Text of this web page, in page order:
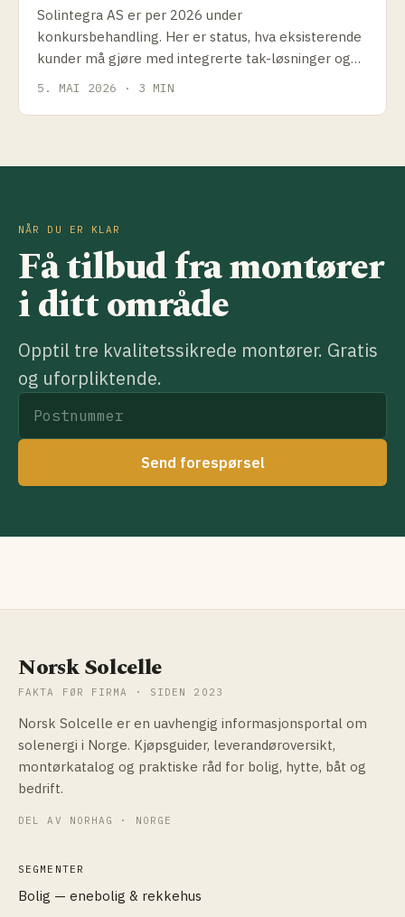
Solintegra AS er per 2026 under
konkursbehandling. Her er status, hva eksisterende
kunder må gjøre med integrerte tak-løsninger og
hvilke alternativer som finnes.
5. MAI 2026 · 3 MIN
NÅR DU ER KLAR
Få tilbud fra montører
i ditt område
Opptil tre kvalitetssikrede montører. Gratis
og uforpliktende.
Send forespørsel
Norsk Solcelle
FAKTA FØR FIRMA · SIDEN 2023
Norsk Solcelle er en uavhengig informasjonsportal om
solenergi i Norge. Kjøpsguider, leverandøroversikt,
montørkatalog og praktiske råd for bolig, hytte, båt og
bedrift.
DEL AV NORHAG · NORGE
SEGMENTER
Bolig — enebolig & rekkehus